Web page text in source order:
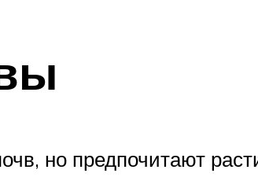
но предпочитают